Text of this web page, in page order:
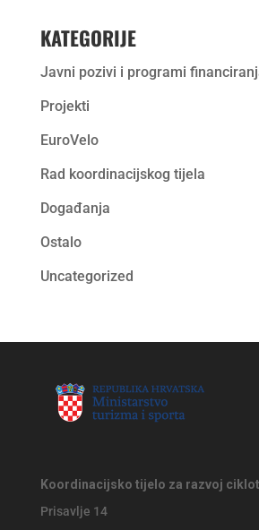
KATEGORIJE
Javni pozivi i programi
Projekti
EuroVelo
Rad koordinacijskog tijela
Događanja
Ostalo
Uncategorized
Koordinacijsko tijelo za razvoj
Prisavlje 14